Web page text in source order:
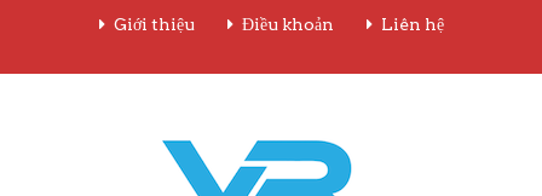
Giới thiệu Điều khoản Liên hệ